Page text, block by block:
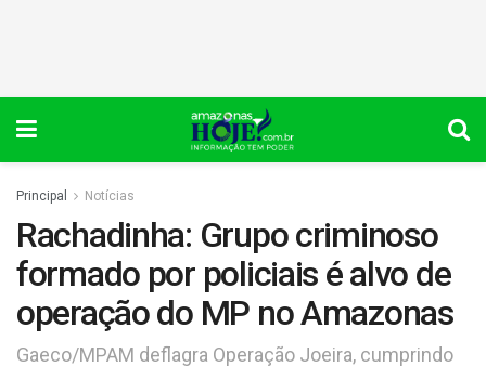
Principal Notícias
Rachadinha: Grupo criminoso
formado por policiais é alvo de
operação do MP no Amazonas
Gaeco/MPAM deflagra Operação Joeira, cumprindo